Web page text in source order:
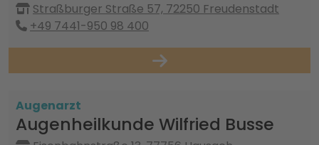
Straßburger Straße 57, 72250 Freudenstadt
+49 7441-950 98 400
Augenarzt
Augenheilkunde Wilfried Busse